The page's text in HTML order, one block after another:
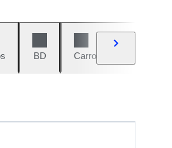
BD Carros e motos